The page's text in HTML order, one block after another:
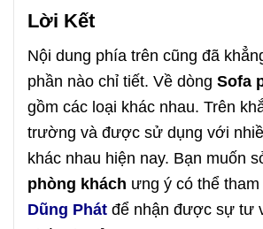
Lời Kết
Nội dung phía trên cũng đã
phần nào chỉ tiết. Về dòng Sofa
gồm các loại khác nhau. Trên
trường và được sử dụng với
khác nhau hiện nay. Bạn muốn
phòng khách ưng ý có thể tham
Dũng Phát để nhận được sự tư